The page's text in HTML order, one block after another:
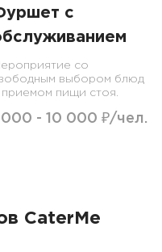
с
со
выбором блюд
приемом пищи стоя.
000 - 10 000 ₽/чел.
CaterMe